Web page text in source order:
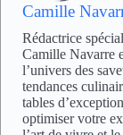
Camille
Rédactrice
Camille Navarre
l’univers des
tendances
tables
optimiser votre